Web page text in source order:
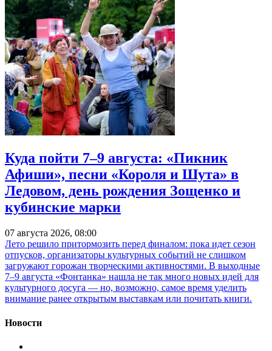
Куда пойти 7–9 августа: «Пикник
Афиши», песни «Короля и Шута» в
Ледовом, день рождения Зощенко и
кубинские марки
07 августа 2026, 08:00
Лето решило притормозить перед финалом: пока идет сезон
отпусков, организаторы культурных событий не слишком
загружают горожан творческими активностями. В выходные
7–9 августа «Фонтанка» нашла не так много новых идей для
культурного досуга — но, возможно, самое время уделить
внимание ранее открытым выставкам или почитать книги.
Новости